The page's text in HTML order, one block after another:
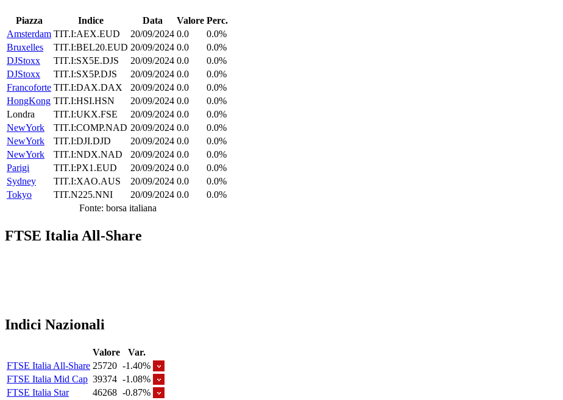
Piazza Indice Data Valore Perc.
Amsterdam TIT.I:AEX.EUD 20/09/2024 0.0
0.0%
Bruxelles
TIT.I:BEL20.EUD 20/09/2024 0.0
0.0%
DJStoxx
TIT.I:SX5E.DJS 20/09/2024 0.0
0.0%
DJStoxx
TIT.I:SX5P.DJS 20/09/2024 0.0
0.0%
Francoforte TIT.I:DAX.DAX 20/09/2024 0.0
0.0%
HongKong TIT.I:HSI.HSN 20/09/2024 0.0
0.0%
Londra
TIT.I:UKX.FSE 20/09/2024 0.0
0.0%
NewYork
TIT.I:COMP.NAD 20/09/2024 0.0
0.0%
NewYork
TIT.I:DJI.DJD 20/09/2024 0.0
0.0%
NewYork
TIT.I:NDX.NAD 20/09/2024 0.0
0.0%
Parigi
TIT.I:PX1.EUD 20/09/2024 0.0
0.0%
Sydney
TIT.I:XAO.AUS 20/09/2024 0.0
0.0%
Tokyo
TIT.N225.NNI 20/09/2024 0.0
0.0%
Fonte: borsa italiana
FTSE Italia All-Share
Indici Nazionali
Valore
Var.
FTSE Italia All-Share 25720 -1.40%
FTSE Italia Mid Cap 39374 -1.08%
FTSE Italia Star
46268 -0.87%